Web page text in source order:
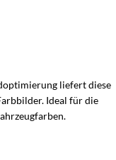
liefert diese
Ideal für die